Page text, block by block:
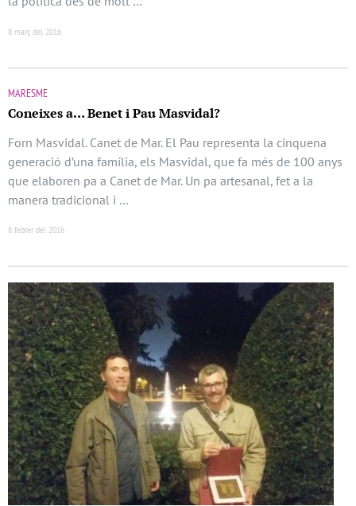
8 març del 2016
MARESME
Coneixes a… Benet i Pau Masvidal?
Forn Masvidal. Canet de Mar. El Pau representa la cinquena
generació d’una família, els Masvidal, que fa més de 100 anys
que elaboren pa a Canet de Mar. Un pa artesanal, fet a la
manera tradicional i …
8 febrer del 2016